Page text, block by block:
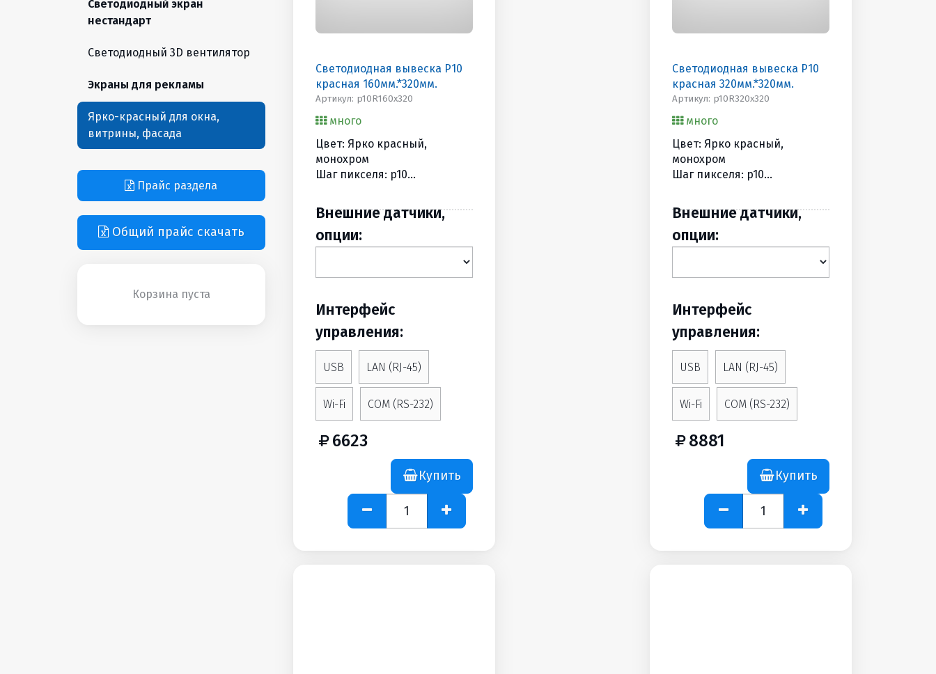
Светодиодная вывеска P10
красная 160мм.*320мм.
Артикул: p10R160х320
много
Цвет: Ярко красный,
монохром
Шаг пикселя: p10
Размеры, мм (BхШхГ):
210х370х90
Вес, (кг): 2
Внешние датчики,
опции:
Интерфейс
управления:
USB LAN (RJ-45)
Wi-Fi COM (RS-232)
6623
Купить
Светодиодная вывеска P10
красная 320мм.*320мм.
Артикул: p10R320х320
много
Цвет: Ярко красный,
монохром
Шаг пикселя: p10
Размеры, мм (BхШхГ):
370х370х90
Вес, (кг): 4
Внешние датчики,
опции:
Интерфейс
управления:
USB LAN (RJ-45)
Wi-Fi COM (RS-232)
8881
Купить
Светодиодный экран
нестандарт
Светодиодный 3D вентилятор
Экраны для рекламы
Ярко-красный для окна,
витрины, фасада
Прайс раздела
Общий прайс скачать
Корзина пуста